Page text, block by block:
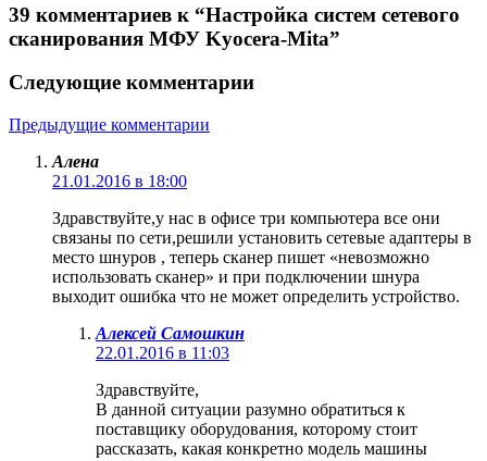
39 комментариев к “Настройка систем сетевого
сканирования МФУ Kyocera-Mita”
Следующие комментарии
Предыдущие комментарии
Алена
21.01.2016 в 18:00
Здравствуйте,у нас в офисе три компьютера все они
связаны по сети,решили установить сетевые адаптеры в
место шнуров , теперь сканер пишет «невозможно
использовать сканер» и при подключении шнура
выходит ошибка что не может определить устройство.
Алексей Самошкин
22.01.2016 в 11:03
Здравствуйте,
В данной ситуации разумно обратиться к
поставщику оборудования, которому стоит
рассказать, какая конкретно модель машины